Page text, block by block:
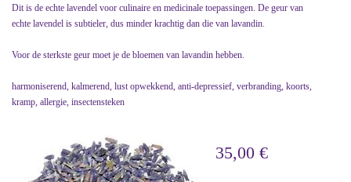
Dit is de echte lavendel voor culinaire en medicinale toepassingen. De geur van
echte lavendel is subtieler, dus minder krachtig dan die van lavandin.
Voor de sterkste geur moet je de bloemen van lavandin hebben.
harmoniserend, kalmerend, lust opwekkend, anti-depressief, verbranding, koorts,
kramp, allergie, insectensteken
35,00 €